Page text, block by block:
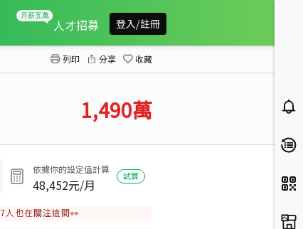
人才招募 登入/註冊
列印 分享 收藏
1,490萬
依據你的設定值計算
48,452元/月
試算
7人也在關注這間👀